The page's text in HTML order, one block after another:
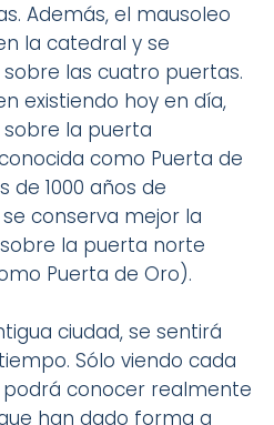
Además, el mausoleo
la catedral y se
las cuatro puertas.
existiendo hoy en día,
la puerta
como Puerta de
de 1000 años de
conserva mejor la
la puerta norte
Puerta de Oro).
ciudad, se sentirá
Sólo viendo cada
podrá conocer realmente
han dado forma a